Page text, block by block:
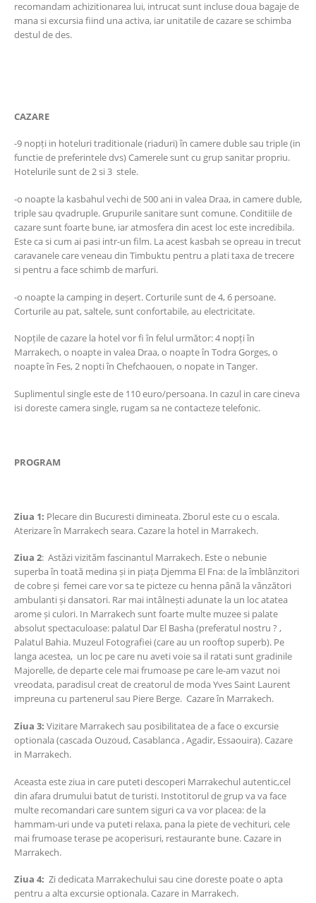
recomandam achizitionarea lui, intrucat sunt incluse doua bagaje de
mana si excursia fiind una activa, iar unitatile de cazare se schimba
destul de des.
CAZARE
-9 nopți in hoteluri traditionale (riaduri) în camere duble sau triple (in
functie de preferintele dvs) Camerele sunt cu grup sanitar propriu.
Hotelurile sunt de 2 si 3 stele.
-o noapte la kasbahul vechi de 500 ani in valea Draa, in camere duble,
triple sau qvadruple. Grupurile sanitare sunt comune. Conditiile de
cazare sunt foarte bune, iar atmosfera din acest loc este incredibila.
Este ca si cum ai pasi intr-un film. La acest kasbah se opreau in trecut
caravanele care veneau din Timbuktu pentru a plati taxa de trecere
si pentru a face schimb de marfuri.
-o noapte la camping in deșert. Corturile sunt de 4, 6 persoane.
Corturile au pat, saltele, sunt confortabile, au electricitate.
Nopțile de cazare la hotel vor fi în felul următor: 4 nopți în
Marrakech, o noapte in valea Draa, o noapte în Todra Gorges, o
noapte în Fes, 2 nopti în Chefchaouen, o nopate in Tanger.
Suplimentul single este de 110 euro/persoana. In cazul in care cineva
isi doreste camera single, rugam sa ne contacteze telefonic.
PROGRAM
Ziua 1: Plecare din Bucuresti dimineata. Zborul este cu o escala.
Aterizare în Marrakech seara. Cazare la hotel in Marrakech.
Ziua 2: Astăzi vizităm fascinantul Marrakech. Este o nebunie
superba în toată medina și in piața Djemma El Fna: de la îmblânzitori
de cobre și femei care vor sa te picteze cu henna până la vânzători
ambulanti și dansatori. Rar mai intâlnești adunate la un loc atatea
arome și culori. In Marrakech sunt foarte multe muzee si palate
absolut spectaculoase: palatul Dar El Basha (preferatul nostru ? ,
Palatul Bahia. Muzeul Fotografiei (care au un rooftop superb). Pe
langa acestea, un loc pe care nu aveti voie sa il ratati sunt gradinile
Majorelle, de departe cele mai frumoase pe care le-am vazut noi
vreodata, paradisul creat de creatorul de moda Yves Saint Laurent
impreuna cu partenerul sau Piere Berge. Cazare în Marrakech.
Ziua 3: Vizitare Marrakech sau posibilitatea de a face o excursie
optionala (cascada Ouzoud, Casablanca , Agadir, Essaouira). Cazare
in Marrakech.
Aceasta este ziua in care puteti descoperi Marrakechul autentic,cel
din afara drumului batut de turisti. Instotitorul de grup va va face
multe recomandari care suntem siguri ca va vor placea: de la
hammam-uri unde va puteti relaxa, pana la piete de vechituri, cele
mai frumoase terase pe acoperisuri, restaurante bune. Cazare in
Marrakech.
Ziua 4: Zi dedicata Marrakechului sau cine doreste poate o apta
pentru a alta excursie optionala. Cazare in Marrakech.